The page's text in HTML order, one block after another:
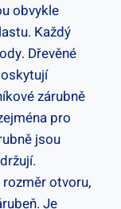
obvykle
Každý
Dřevěné
zárubně
pro
jsou
otvoru,
Je